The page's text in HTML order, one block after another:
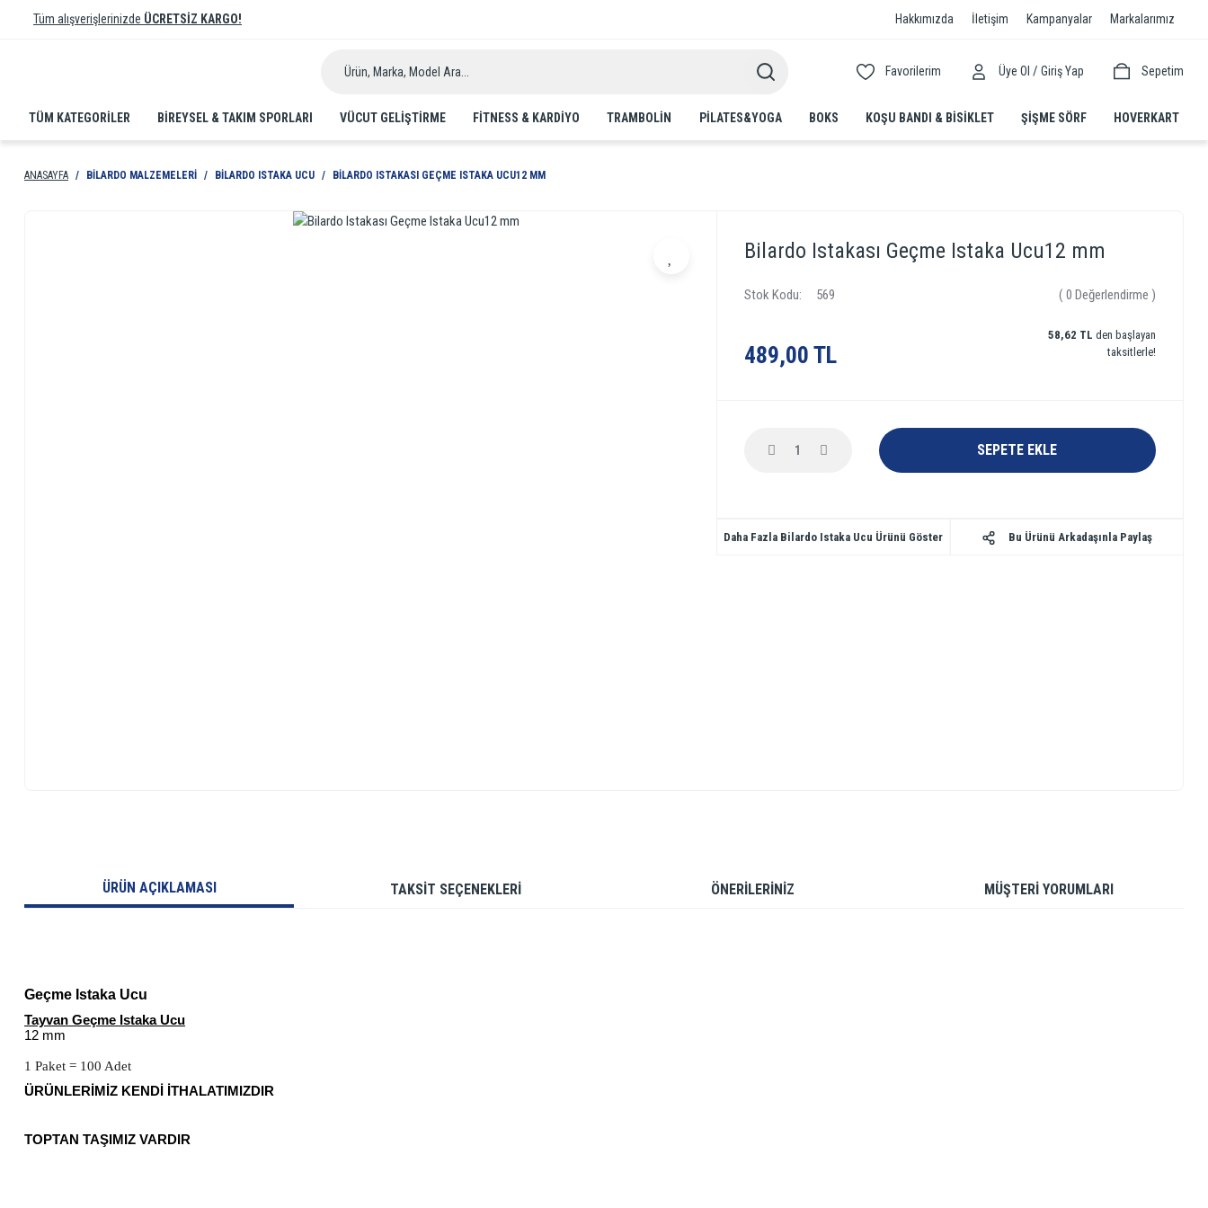
Tüm alışverişlerinizde ÜCRETSİZ KARGO! Hakkımızda İletişim Kampanyalar Markalarımız
Favorilerim Üye Ol / Giriş Yap Sepetim
TÜM KATEGORİLER BIREYSEL & TAKIM SPORLARI VÜCUT GELIŞTIRME FITNESS & KARDIYO TRAMBOLIN PILATES&YOGA BOKS KOŞU BANDI & BISIKLET ŞIŞME SÖRF HOVERKART
ANASAYFA BILARDO MALZEMELERI BILARDO ISTAKA UCU BILARDO ISTAKASI GEÇME ISTAKA UCU12 MM
Bilardo Istakası Geçme Istaka Ucu12 mm
Stok Kodu 569 ( 0 Değerlendirme )
489,00 TL
58,62 TL den başlayan
taksitlerle!
SEPETE EKLE
Daha Fazla Bilardo Istaka Ucu Ürünü Göster Bu Ürünü Arkadaşınla Paylaş
ÜRÜN AÇIKLAMASI TAKSİT SEÇENEKLERİ ÖNERİLERİNİZ MÜŞTERİ YORUMLARI
Geçme Istaka Ucu
Tayvan Geçme Istaka Ucu
12 mm
1 Paket = 100 Adet
ÜRÜNLERİMİZ KENDİ İTHALATIMIZDIR
TOPTAN TAŞIMIZ VARDIR